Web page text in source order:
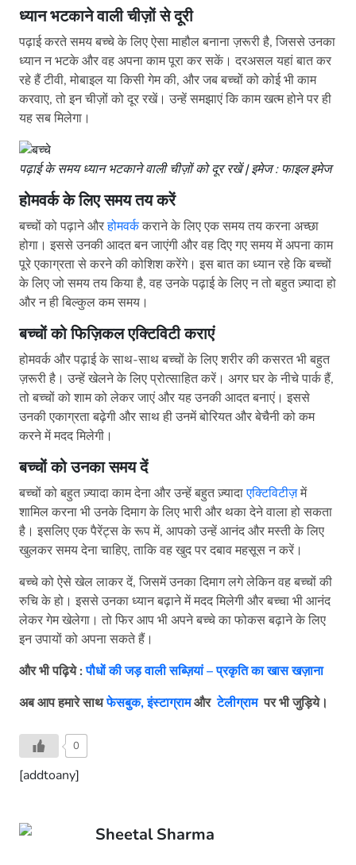
ध्यान भटकाने वाली चीज़ों से दूरी
पढ़ाई करते समय बच्चे के लिए ऐसा माहौल बनाना ज़रूरी है, जिससे उनका
ध्यान न भटके और वह अपना काम पूरा कर सकें। दरअसल यहां बात कर
रहे हैं टीवी, मोबाइल या किसी गेम की, और जब बच्चों को कोई भी काम
करवाए, तो इन चीज़ों को दूर रखें। उन्हें समझाएं कि काम खत्म होने पर ही
यह सब मिलेगा।
पढ़ाई के समय ध्यान भटकाने वाली चीज़ों को दूर रखें | इमेज : फाइल इमेज
होमवर्क के लिए समय तय करें
बच्चों को पढ़ाने औरहोमवर्ककराने के लिए एक समय तय करना अच्छा
होगा। इससे उनकी आदत बन जाएंगी और वह दिए गए समय में अपना काम
पूरे एकाग्रता से करने की कोशिश करेंगे। इस बात का ध्यान रहे कि बच्चों
के लिए जो समय तय किया है, वह उनके पढ़ाई के लिए न तो बहुत ज़्यादा हो
और न ही बिल्कुल कम समय।
बच्चों को फिज़िकल एक्टिविटी कराएं
होमवर्क और पढ़ाई के साथ-साथ बच्चों के लिए शरीर की कसरत भी बहुत
ज़रूरी है। उन्हें खेलने के लिए प्रोत्साहित करें। अगर घर के नीचे पार्क हैं,
तो बच्चों को शाम को लेकर जाएं और यह उनकी आदत बनाएं। इससे
उनकी एकाग्रता बढ़ेगी और साथ ही उनमें बोरियत और बेचैनी को कम
करने में मदद मिलेगी।
बच्चों को उनका समय दें
बच्चों को बहुत ज़्यादा काम देना और उन्हें बहुत ज़्यादाएक्टिविटीज़में
शामिल करना भी उनके दिमाग के लिए भारी और थका देने वाला हो सकता
है। इसलिए एक पैरेंट्स के रूप में, आपको उन्हें आनंद और मस्ती के लिए
खुलकर समय देना चाहिए, ताकि वह खुद पर दबाव महसूस न करें।
बच्चे को ऐसे खेल लाकर दें, जिसमें उनका दिमाग लगे लेकिन वह बच्चों की
रुचि के हो। इससे उनका ध्यान बढ़ाने में मदद मिलेगी और बच्चा भी आनंद
लेकर गेम खेलेगा। तो फिर आप भी अपने बच्चे का फोकस बढ़ाने के लिए
इन उपायों को अपना सकते हैं।
और भी पढ़िये : पौधों की जड़ वाली सब्ज़ियां – प्रकृति का खास खज़ाना
अब आप हमारे साथफेसबुक,इंस्टाग्रामऔरटेलीग्राम पर भी जुड़िये।
0
[addtoany]
Sheetal Sharma